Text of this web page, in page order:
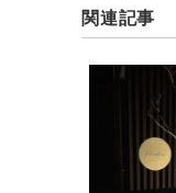
関連記事